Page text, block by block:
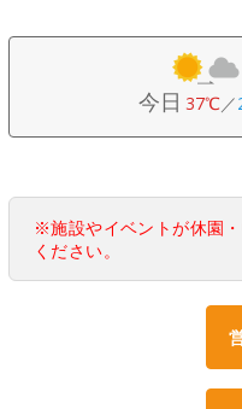
今日 37℃／
※施設やイベントが休園
ください。